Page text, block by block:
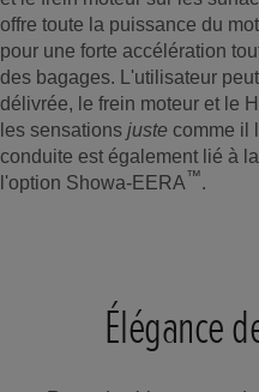
offre toute la puissance du
pour une forte accélération
des bagages. L'utilisateur
délivrée, le frein moteur et le
les sensations juste comme il
conduite est également lié à
l'option Showa-EERA™.
Élégance